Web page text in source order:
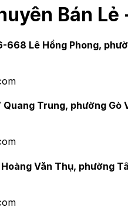
Bán
668 Lê Hồng Phong,
Trung, phường Gò
Văn Thụ, phường